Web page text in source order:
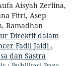
Aisyah Zerlina,
Fitri, Asep
Ramadhan
Direktif dalam
Fadil Jaidi,
dan Sastra